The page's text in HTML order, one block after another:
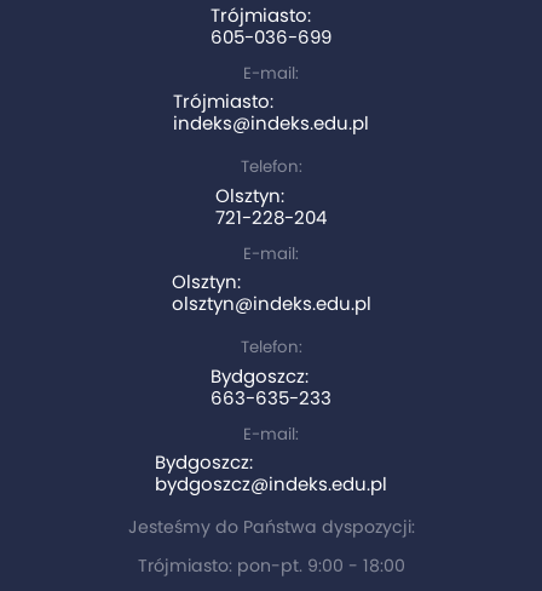
Trójmiasto:
605-036-699
E-mail:
Trójmiasto:
indeks@indeks.edu.pl
Telefon:
Olsztyn:
721-228-204
E-mail:
Olsztyn:
olsztyn@indeks.edu.pl
Telefon:
Bydgoszcz:
663-635-233
E-mail:
Bydgoszcz:
bydgoszcz@indeks.edu.pl
Jesteśmy do Państwa dyspozycji:
Trójmiasto: pon-pt. 9:00 - 18:00